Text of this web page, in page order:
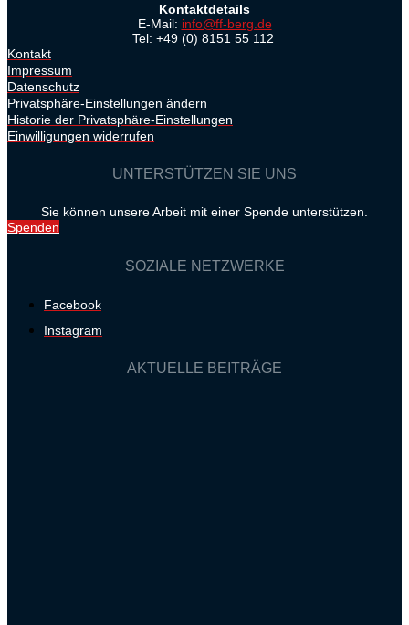
Kontaktdetails
E-Mail: info@ff-berg.de
Tel: +49 (0) 8151 55 112
Kontakt
Impressum
Datenschutz
Privatsphäre-Einstellungen ändern
Historie der Privatsphäre-Einstellungen
Einwilligungen widerrufen
UNTERSTÜTZEN SIE UNS
Sie können unsere Arbeit mit einer Spende unterstützen.
Spenden
SOZIALE NETZWERKE
Facebook
Instagram
AKTUELLE BEITRÄGE